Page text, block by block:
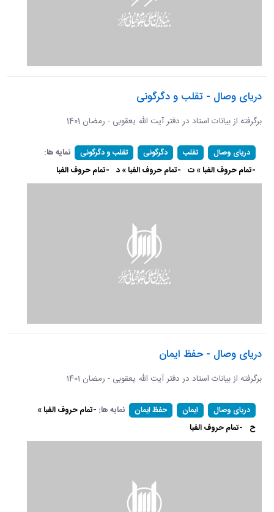
دریای وصال - تقلب و دگرگونی
برگرفته از بیانات استاد در دفتر آیت الله یعقوبی - رمضان 1401
دریای وصال تقلب دگرگونی تقلب و دگرگونی
نمایه ها:
-تمام حروف الفبا » ت -تمام حروف الفبا » د -تمام حروف الفبا
دریای وصال - حفظ ایمان
برگرفته از بیانات استاد در دفتر آیت الله یعقوبی - رمضان 1401
دریای وصال ایمان حفظ ایمان نمایه ها: -تمام حروف الفبا »
ح -تمام حروف الفبا